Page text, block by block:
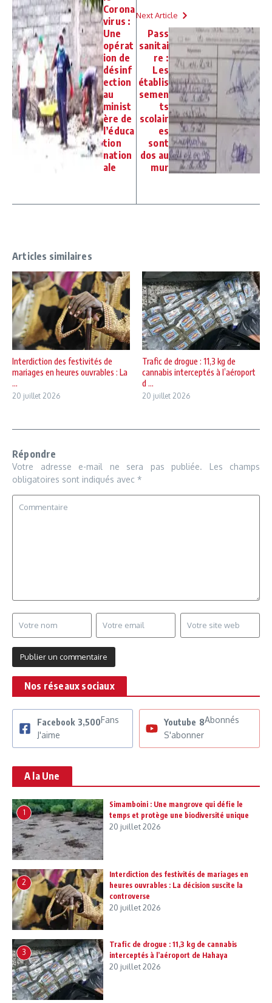
Corona
virus :
Une
opérat
ion de
désinf
ection
au
minist
ère de
l’éduca
tion
nation
ale
Next Article
Pass
sanitai
re :
Les
établis
semen
ts
scolair
es
sont
dos au
mur
Articles similaires
Interdiction des festivités de
mariages en heures ouvrables : La
...
20 juillet 2026
Trafic de drogue : 11,3 kg de
cannabis interceptés à l’aéroport
d ...
20 juillet 2026
Répondre
Votre adresse e-mail ne sera pas publiée.
Les champs
obligatoires sont indiqués avec *
Nos réseaux sociaux
Facebook 3,500Fans
J'aime
Youtube 8Abonnés
S'abonner
A la Une
1
Simamboini : Une mangrove qui défie le
temps et protège une biodiversité unique
20 juillet 2026
2
Interdiction des festivités de mariages en
heures ouvrables : La décision suscite la
controverse
20 juillet 2026
3
Trafic de drogue : 11,3 kg de cannabis
interceptés à l’aéroport de Hahaya
20 juillet 2026